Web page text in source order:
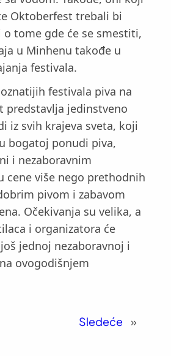
Oktoberfest trebali bi
tome gde će se smestiti,
u Minhenu takođe u
festivala.
festivala piva na
predstavlja jedinstveno
iz svih krajeva sveta, koji
bogatoj ponudi piva,
i nezaboravnim
cene više nego prethodnih
pivom i zabavom
Očekivanja su velika, a
i organizatora će
jednoj nezaboravnoj i
ovogodišnjem
Sledeće »